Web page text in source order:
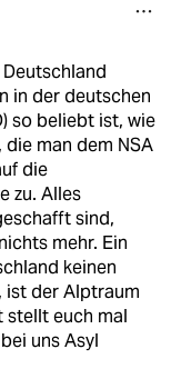
in der deutschen
so beliebt ist, wie
man dem NSA
die
zu. Alles
sind,
mehr. Ein
keinen
ist der Alptraum
stellt euch mal
uns Asyl